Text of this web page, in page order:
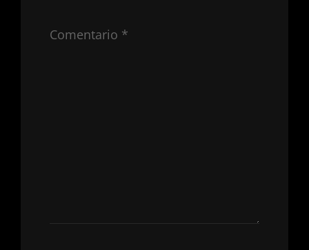
Comentario *